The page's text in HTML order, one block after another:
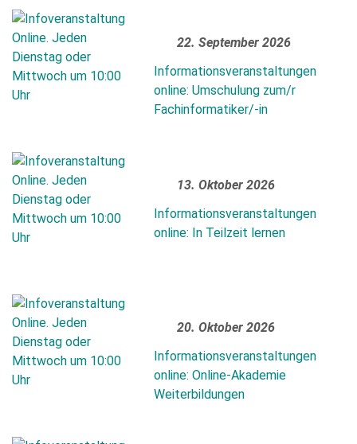
22. September 2026
Informationsveranstaltungen
online: Umschulung zum/r
Fachinformatiker/-in
13. Oktober 2026
Informationsveranstaltungen
online: In Teilzeit lernen
20. Oktober 2026
Informationsveranstaltungen
online: Online-Akademie
Weiterbildungen